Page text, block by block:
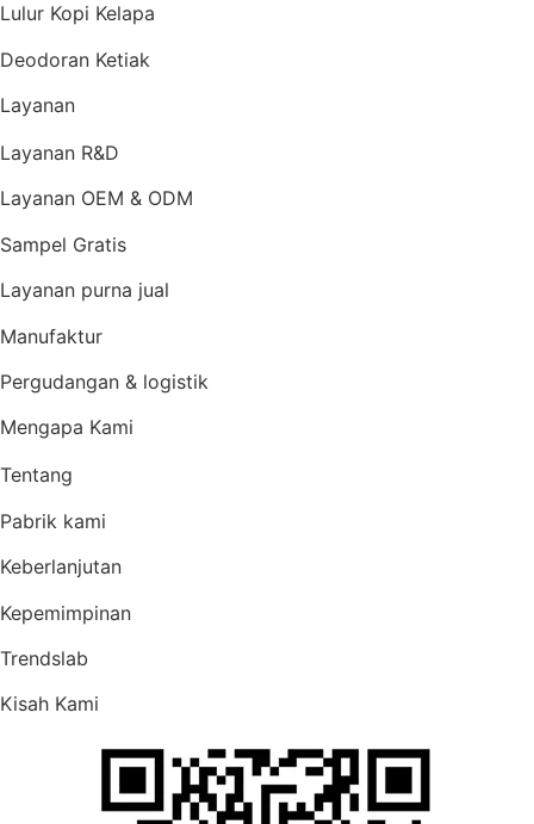
Lulur Kopi Kelapa
Deodoran Ketiak
Layanan
Layanan R&D
Layanan OEM & ODM
Sampel Gratis
Layanan purna jual
Manufaktur
Pergudangan & logistik
Mengapa Kami
Tentang
Pabrik kami
Keberlanjutan
Kepemimpinan
Trendslab
Kisah Kami